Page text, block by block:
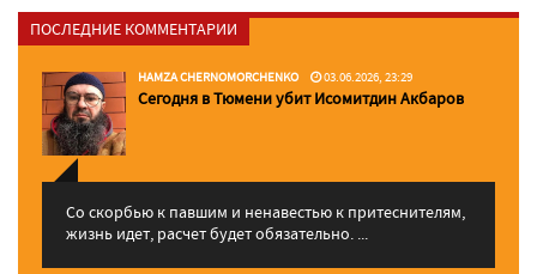
ПОСЛЕДНИЕ КОММЕНТАРИИ
HAMZA CHERNOMORCHENKO 03.06.2026, 23:29
Сегодня в Тюмени убит Исомитдин Акбаров
Со скорбью к павшим и ненавестью к притеснителям,
жизнь идет, расчет будет обязательно. ...